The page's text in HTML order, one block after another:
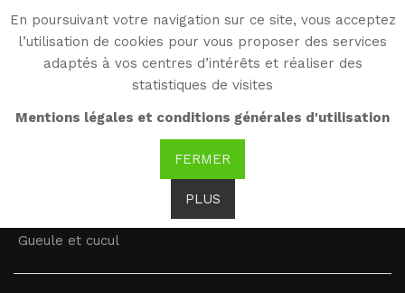
En poursuivant votre navigation sur ce site, vous acceptez
l’utilisation de cookies pour vous proposer des services
adaptés à vos centres d’intérêts et réaliser des
statistiques de visites
Mentions légales et conditions générales d'utilisation
FERMER
PLUS
WG
Witold Gombrowicz
Mots clés : gueule,
cucul, immaturité, forme
Mots clés : gueule, cucul, immaturité, forme
Gueule et cucul